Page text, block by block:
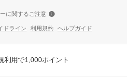
に関するご注意
ドライン 利用規約 ヘルプガイド
利用で1,000ポイント